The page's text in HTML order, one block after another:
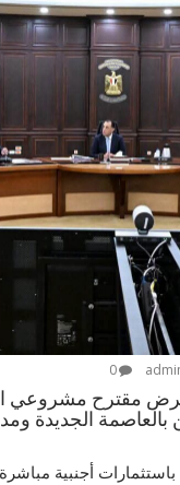
0
مقترح مشروعي
بالعاصمة الجديدة